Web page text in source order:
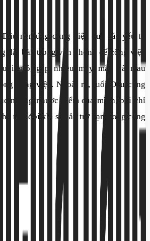
nên ứng dụng hiệu quả các yếu tố
đặt bàn trong văn phong để công việc
gió, gặp nhiều may mắn và mau
công việc. Ngoài ra, tuổi Dậu cũng
những nhược điểm của mình, bởi chỉ
này đôi khi sẽ cản trở bạn trong công